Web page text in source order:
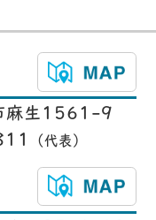
麻生1561-9
（代表）